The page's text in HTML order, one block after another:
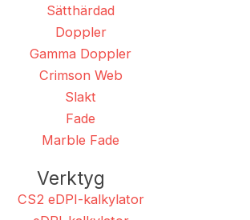
Sätthärdad
Doppler
Gamma Doppler
Crimson Web
Slakt
Fade
Marble Fade
Verktyg
CS2 eDPI-kalkylator